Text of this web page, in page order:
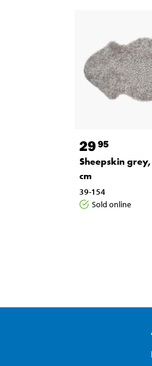
2995
Sheepskin
cm
39-154
Sold online